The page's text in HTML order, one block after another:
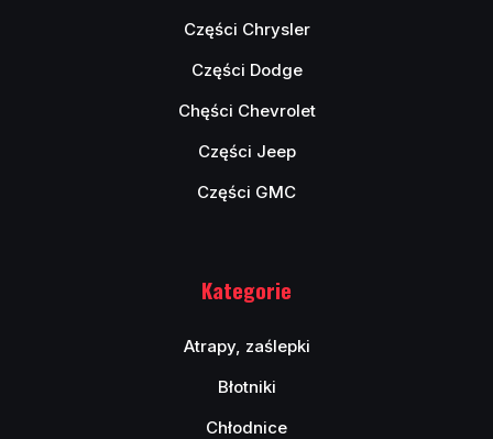
Części Chrysler
Części Dodge
Chęści Chevrolet
Części Jeep
Części GMC
Kategorie
Atrapy, zaślepki
Błotniki
Chłodnice